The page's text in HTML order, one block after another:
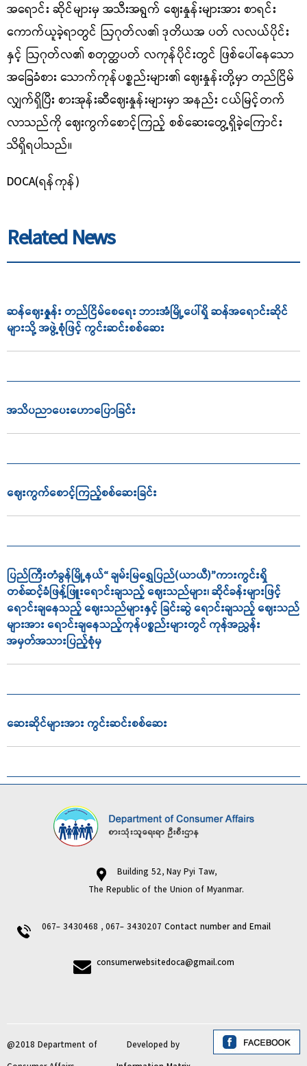
အရောင်း ဆိုင်များမှ အသီးအရွက် ဈေးနှုန်းများအား စာရင်း
ကောက်ယူခဲ့ရာတွင် ဩဂုတ်လ၏ ဒုတိယအ ပတ် လလယ်ပိုင်း
နှင့် ဩဂုတ်လ၏ စတုတ္ထပတ် လကုန်ပိုင်းတွင် ဖြစ်ပေါ်နေသော
အခြေခံစား သောက်ကုန်ပစ္စည်းများ၏ ဈေးနှုန်းတို့မှာ တည်ငြိမ်
လျှက်ရှိပြီး စားအုန်းဆီဈေးနှုန်းများမှာ အနည်း ငယ်မြင့်တက်
လာသည်ကို ဈေးကွက်စောင့်ကြည့် စစ်ဆေးတွေ့ရှိခဲ့ကြောင်း
သိရှိရပါသည်။
DOCA(ရန်ကုန်)
Related News
ဆန်ဈေးနှုူန်း တည်ငြိမ်စေရေး ဘားအံမြို့ပေါ်ရှိ ဆန်အရောင်းဆိုင်
များသို့ အဖွဲ့စုံဖြင့် ကွင်းဆင်းစစ်ဆေး
အသိပညာ‌ပေး‌ဟောပြောခြင်း
ဈေးကွက်စောင့်ကြည့်စစ်ဆေးခြင်း
ပြည်ကြီးတံခွန်မြို့နယ်“ ချမ်းမြရွှေပြည်(ယာယီ)”ကားကွင်းရှိ
တစ်ဆင့်ခံဖြန့်ဖြူးရောင်းချသည့် ဈေးသည်များ၊ ဆိုင်ခန်းများဖြင့်
ရောင်းချနေသည့် ဈေးသည်များနှင့် ခြင်းဆွဲ ရောင်းချသည့် ဈေးသည်
များအား ရောင်းချနေသည့်ကုန်ပစ္စည်းများတွင် ကုန်အညွှန်း
အမှတ်အသားပြည့်စုံမှ
ဆေးဆိုင်များအား ကွင်းဆင်းစစ်ဆေး
Building 52, Nay Pyi Taw,
The Republic of the Union of Myanmar.
067- 3430468 , 067- 3430207 Contact number and Email
consumerwebsitedoca@gmail.com
@2018 Department of
Developed by